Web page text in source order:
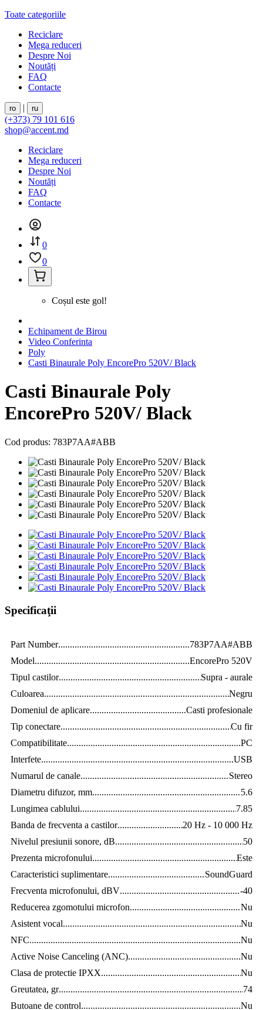
Toate categoriile
Reciclare
Mega reduceri
Despre Noi
Noutăți
FAQ
Contacte
ro | ru
(+373) 79 101 616
shop@accent.md
Reciclare
Mega reduceri
Despre Noi
Noutăți
FAQ
Contacte
0
0
Coșul este gol!
Echipament de Birou
Video Conferinta
Poly
Casti Binaurale Poly EncorePro 520V/ Black
Casti Binaurale Poly
EncorePro 520V/ Black
Cod produs: 783P7AA#ABB
Specificaţii
Part Number
783P7AA#ABB
Model
EncorePro 520V
Tipul castilor
Supra - aurale
Culoarea
Negru
Domeniul de aplicare
Casti profesionale
Tip conectare
Cu fir
Compatibilitate
PC
Interfete
USB
Numarul de canale
Stereo
Diametru difuzor, mm
5.6
Lungimea cablului
7.85
Banda de frecventa a castilor
20 Hz - 10 000 Hz
Nivelul presiunii sonore, dB
50
Prezenta microfonului
Este
Caracteristici suplimentare
SoundGuard
Frecventa microfonului, dBV
-40
Reducerea zgomotului microfon
Nu
Asistent vocal
Nu
NFC
Nu
Active Noise Canceling (ANC)
Nu
Clasa de protectie IPXX
Nu
Greutatea, gr
74
Butoane de control
Nu